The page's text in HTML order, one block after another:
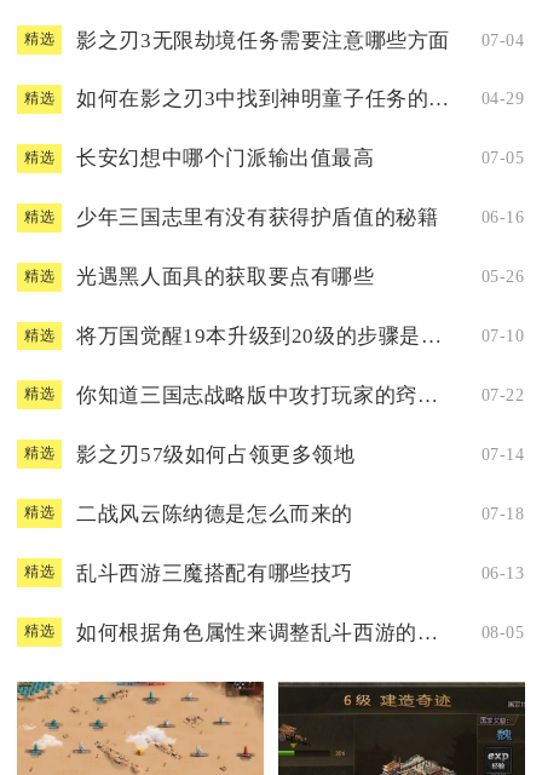
精选 影之刃3无限劫境任务需要注意哪些方面 07-04
精选 如何在影之刃3中找到神明童子任务的位置 04-29
精选 长安幻想中哪个门派输出值最高 07-05
精选 少年三国志里有没有获得护盾值的秘籍 06-16
精选 光遇黑人面具的获取要点有哪些 05-26
精选 将万国觉醒19本升级到20级的步骤是什么 07-10
精选 你知道三国志战略版中攻打玩家的窍门吗 07-22
精选 影之刃57级如何占领更多领地 07-14
精选 二战风云陈纳德是怎么而来的 07-18
精选 乱斗西游三魔搭配有哪些技巧 06-13
精选 如何根据角色属性来调整乱斗西游的技能 08-05